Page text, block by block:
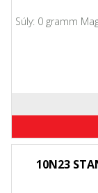
Súly: 0 gramm
10N23